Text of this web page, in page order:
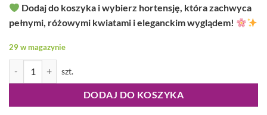
Dodaj do koszyka i wybierz hortensję, która zachwyca
pełnymi, różowymi kwiatami i eleganckim wyglądem!
29 w magazynie
DODAJ DO KOSZYKA